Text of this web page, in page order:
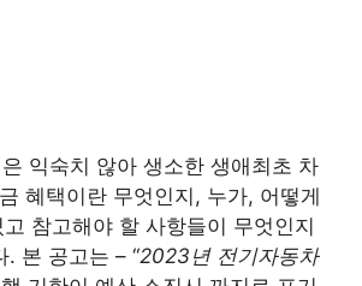
익숙치 않아 생소한 생애최초 차
혜택이란 무엇인지, 누가, 어떻게
참고해야 할 사항들이 무엇인지
. 본 공고는 – “2023년 전기자동차